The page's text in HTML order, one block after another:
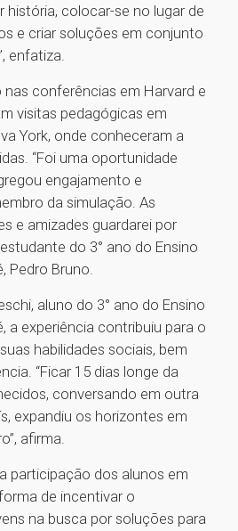
história, colocar-se no lugar de
e criar soluções em conjunto
enfatiza.
conferências em Harvard e
visitas pedagógicas em
York, onde conheceram a
“Foi uma oportunidade
engajamento e
da simulação. As
e amizades guardarei por
do 3° ano do Ensino
Pedro Bruno.
aluno do 3° ano do Ensino
a experiência contribuiu para o
habilidades sociais, bem
“Ficar 15 dias longe da
conversando em outra
expandiu os horizontes em
afirma.
participação dos alunos em
de incentivar o
na busca por soluções para